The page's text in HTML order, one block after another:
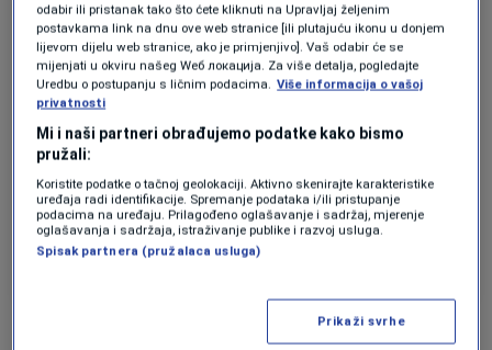
AKTUELNOSTI
Ukrajina traži 6,6 milijardi eura
od EU za naoružanje zbog
“ključnog momenta” na bojnom
Forbes BiH
Putin sve slabiji, Xi sve moćniji:
Kina koristi ruski pad dok
Ukrajina mijenja tok rata
odabir ili pristanak tako što ćete kliknuti na Upravljaj željenim
postavkama link na dnu ove web stranice [ili plutajuću ikonu u donjem
lijevom dijelu web stranice, ako je primjenjivo]. Vaš odabir će se
mijenjati u okviru našeg Wеб локација. Za više detalja, pogledajte
Uredbu o postupanju s ličnim podacima. Više informacija o vašoj
privatnosti
Mi i naši partneri obrađujemo podatke kako bismo
pružali:
Koristite podatke o tačnoj geolokaciji. Aktivno skenirajte karakteristike
uređaja radi identifikacije. Spremanje podataka i/ili pristupanje
podacima na uređaju. Prilagođeno oglašavanje i sadržaj, mjerenje
oglašavanja i sadržaja, istraživanje publike i razvoj usluga.
Spisak partnera (pružalaca usluga)
Prikaži svrhe